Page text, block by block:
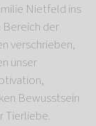
Nietfeld ins
Bereich der
verschrieben,
unser
Bewusstsein
Tierliebe.